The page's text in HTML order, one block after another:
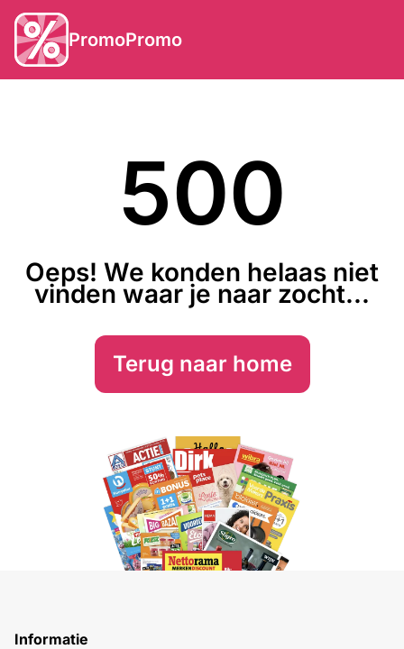
PromoPromo
500
Oeps! We konden helaas niet
vinden waar je naar zocht...
Terug naar home
Informatie